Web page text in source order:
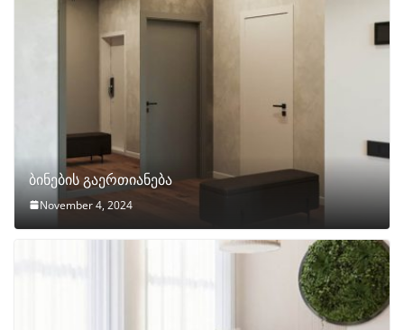
ბინების გაერთიანება
November 4, 2024